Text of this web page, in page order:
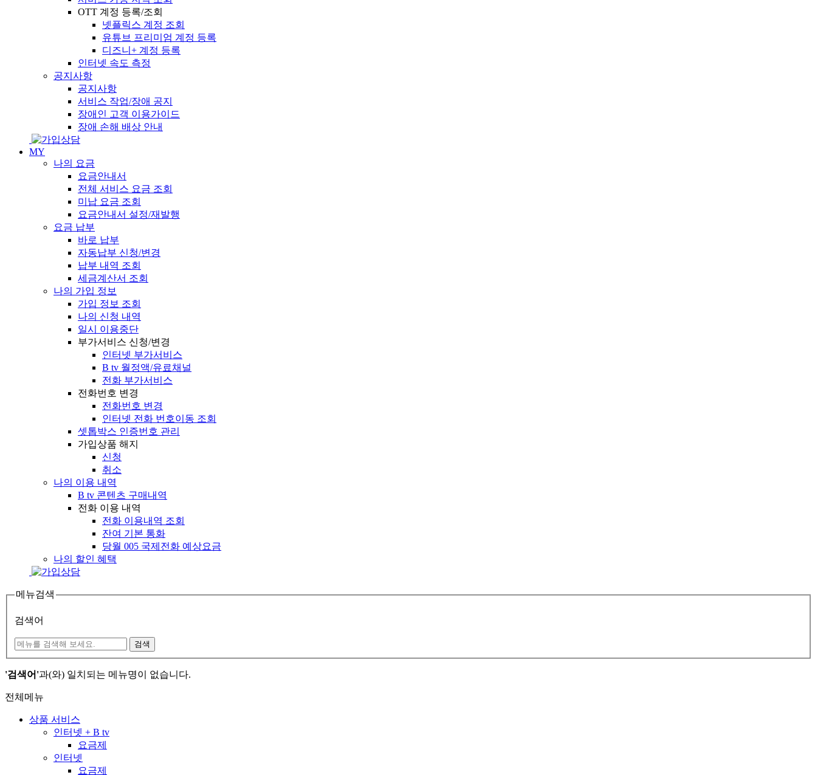
OTT 계정 등록/조회
넷플릭스 계정 조회
유튜브 프리미엄 계정 등록
디즈니+ 계정 등록
인터넷 속도 측정
공지사항
공지사항
서비스 작업/장애 공지
장애인 고객 이용가이드
장애 손해 배상 안내
MY
나의 요금
요금안내서
전체 서비스 요금 조회
미납 요금 조회
요금안내서 설정/재발행
요금 납부
바로 납부
자동납부 신청/변경
납부 내역 조회
세금계산서 조회
나의 가입 정보
가입 정보 조회
나의 신청 내역
일시 이용중단
부가서비스 신청/변경
인터넷 부가서비스
B tv 월정액/유료채널
전화 부가서비스
전화번호 변경
전화번호 변경
인터넷 전화 번호이동 조회
셋톱박스 인증번호 관리
가입상품 해지
신청
취소
나의 이용 내역
B tv 콘텐츠 구매내역
전화 이용 내역
전화 이용내역 조회
잔여 기본 통화
당월 005 국제전화 예상요금
나의 할인 혜택
메뉴검색
검색어
검색
'검색어'과(와) 일치되는 메뉴명이 없습니다.
전체메뉴
상품 서비스
인터넷 + B tv
요금제
인터넷
요금제